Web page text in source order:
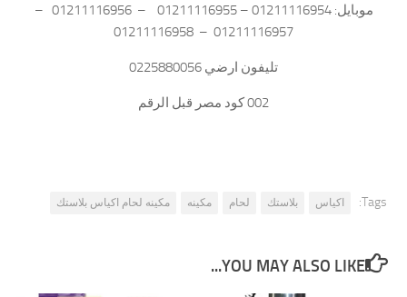
موبايل: 01211116954 – 01211116955 – 01211116956 –
01211116957 – 01211116958
تليفون ارضي 0225880056
002 كود مصر قبل الرقم
Tags: اكياس بلاستك لحام مكينه مكينه لحام اكياس بلاستك
YOU MAY ALSO LIKE...